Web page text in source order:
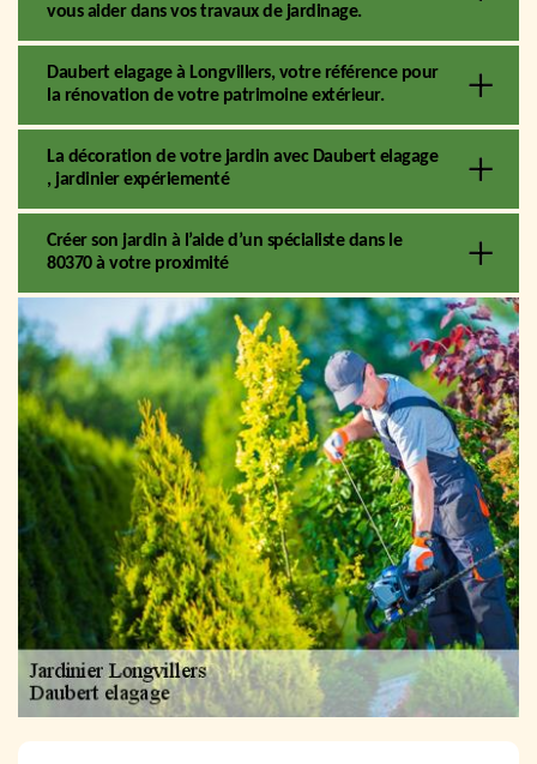
vous aider dans vos travaux de jardinage.
Daubert elagage à Longvillers, votre référence pour
la rénovation de votre patrimoine extérieur.
La décoration de votre jardin avec Daubert elagage
, jardinier expériementé
Créer son jardin à l’aide d’un spécialiste dans le
80370 à votre proximité